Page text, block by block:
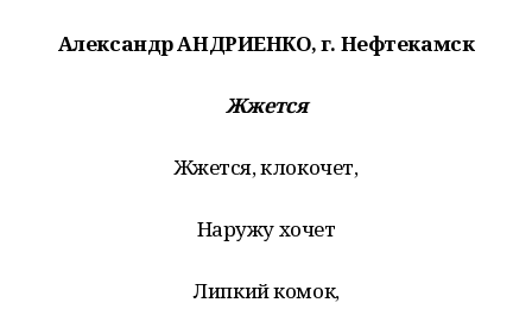
Александр АНДРИЕНКО, г. Нефтекамск
Жжется
Жжется, клокочет,
Наружу хочет
Липкий комок,